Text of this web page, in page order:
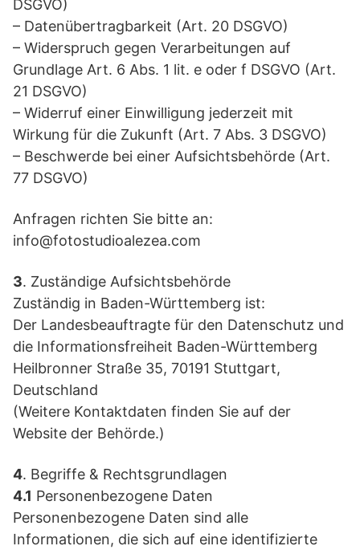
DSGVO)
– Datenübertragbarkeit (Art. 20 DSGVO)
– Widerspruch gegen Verarbeitungen auf
Grundlage Art. 6 Abs. 1 lit. e oder f DSGVO (Art.
21 DSGVO)
– Widerruf einer Einwilligung jederzeit mit
Wirkung für die Zukunft (Art. 7 Abs. 3 DSGVO)
– Beschwerde bei einer Aufsichtsbehörde (Art.
77 DSGVO)
Anfragen richten Sie bitte an:
info@fotostudioalezea.com
3. Zuständige Aufsichtsbehörde
Zuständig in Baden-Württemberg ist:
Der Landesbeauftragte für den Datenschutz und
die Informationsfreiheit Baden-Württemberg
Heilbronner Straße 35, 70191 Stuttgart,
Deutschland
(Weitere Kontaktdaten finden Sie auf der
Website der Behörde.)
4. Begriffe & Rechtsgrundlagen
4.1 Personenbezogene Daten
Personenbezogene Daten sind alle
Informationen, die sich auf eine identifizierte